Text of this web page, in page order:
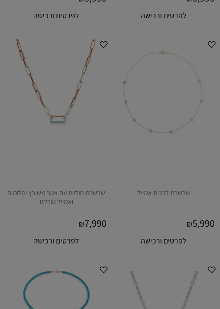
לפרטים ורכישה לפרטים ורכישה
שרשרת לבבות אמייל
₪5,990
לפרטים ורכישה
שרשרת חוליות עם אטב משובץ יהלומים
ואמייל טורקיז
₪7,990
לפרטים ורכישה